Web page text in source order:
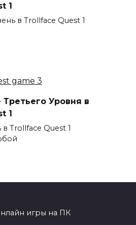
1
в Trollface Quest 1
Уровня в
1
Trollface Quest 1
игры на ПК